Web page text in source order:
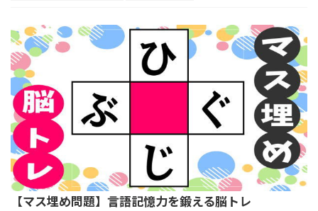
【マス埋め問題】言語記憶力を鍛える脳トレ